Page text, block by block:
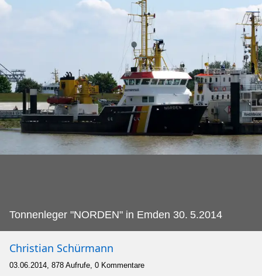
Tonnenleger "NORDEN" in Emden 30. 5.2014
Christian Schürmann
03.06.2014, 878 Aufrufe, 0 Kommentare